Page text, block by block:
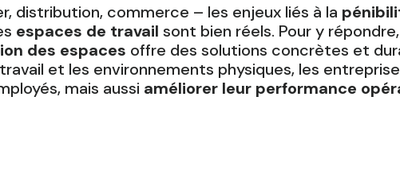
distribution, commerce – les enjeux liés à la
espaces de travail sont bien réels. Pour y
des espaces offre des solutions concrètes et
et les environnements physiques, les
mais aussi améliorer leur performance